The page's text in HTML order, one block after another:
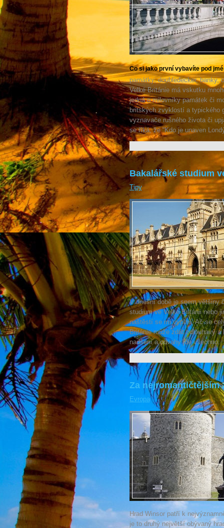
Co si jako první vybavíte pod
památky, doubledecker, banky,
Velké Británie má vskutku
jedná o milovníky památek či
britských zvyklostí a typického
vyznavače rušného života či
se říká, že “Kdo je unaven
Bakalářské studium
Tipy
V dnešní době je snem většiny
studium ve Velké Británii nebo
naštěstí se mi vyplnil. Ač se
Británie může zdát zdlouhavý
nadšení a odvahy jde všechno.
Za nejromantičtějším
Evropa
Hrad Winsor patří k
je to druhý největší obývaný